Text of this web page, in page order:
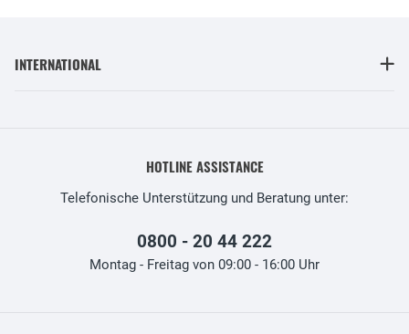
INTERNATIONAL
HOTLINE ASSISTANCE
Telefonische Unterstützung und Beratung unter:
0800 - 20 44 222
Montag - Freitag von 09:00 - 16:00 Uhr